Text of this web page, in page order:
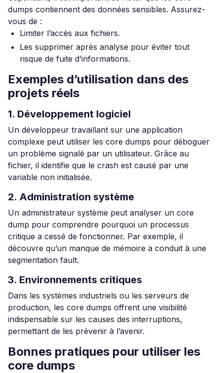
dumps contiennent des données sensibles. Assurez-
vous de :
Limiter l’accès aux fichiers.
Les supprimer après analyse pour éviter tout
risque de fuite d’informations.
Exemples d’utilisation dans des
projets réels
1. Développement logiciel
Un développeur travaillant sur une application
complexe peut utiliser les core dumps pour déboguer
un problème signalé par un utilisateur. Grâce au
fichier, il identifie que le crash est causé par une
variable non initialisée.
2. Administration système
Un administrateur système peut analyser un core
dump pour comprendre pourquoi un processus
critique a cessé de fonctionner. Par exemple, il
découvre qu’un manque de mémoire a conduit à une
segmentation fault.
3. Environnements critiques
Dans les systèmes industriels ou les serveurs de
production, les core dumps offrent une visibilité
indispensable sur les causes des interruptions,
permettant de les prévenir à l’avenir.
Bonnes pratiques pour utiliser les
core dumps